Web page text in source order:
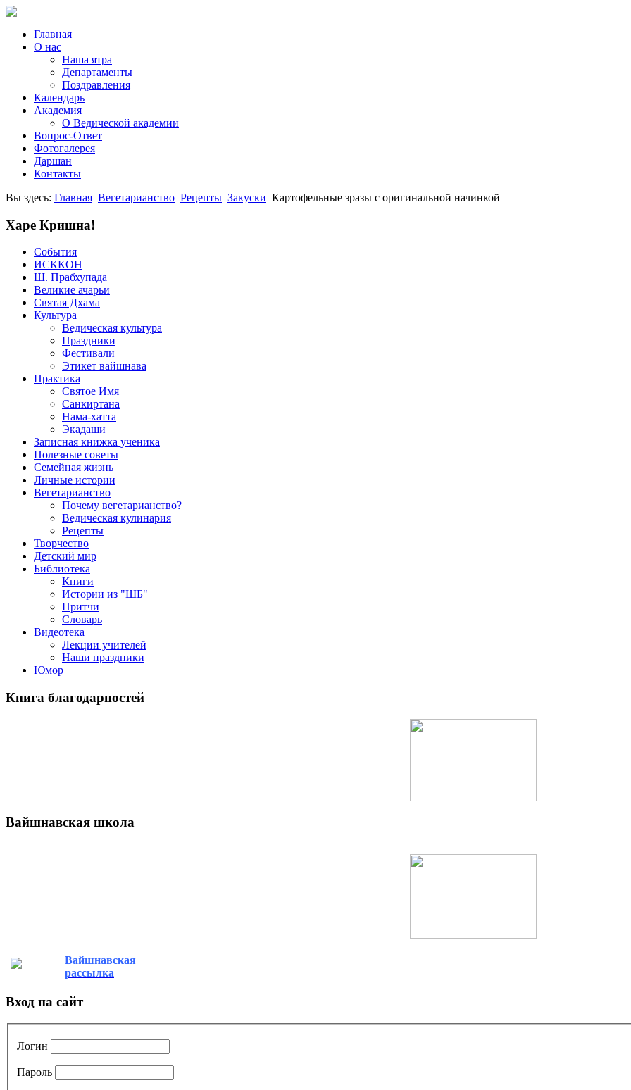
Главная
О нас
Наша ятра
Департаменты
Поздравления
Календарь
Академия
О Ведической академии
Вопрос-Ответ
Фотогалерея
Даршан
Контакты
Вы здесь: Главная Вегетарианство Рецепты Закуски Картофельные зразы с оригинальной начинкой
Харе Кришна!
События
ИСККОН
Ш. Прабхупада
Великие ачарьи
Святая Дхама
Культура
Ведическая культура
Праздники
Фестивали
Этикет вайшнава
Практика
Святое Имя
Санкиртана
Нама-хатта
Экадаши
Записная книжка ученика
Полезные советы
Семейная жизнь
Личные истории
Вегетарианство
Почему вегетарианство?
Ведическая кулинария
Рецепты
Творчество
Детский мир
Библиотека
Книги
Истории из "ШБ"
Притчи
Словарь
Видеотека
Лекции учителей
Наши праздники
Юмор
Книга благодарностей
Вайшнавская школа
Вайшнавская
рассылка
Вход на сайт
Логин
Пароль